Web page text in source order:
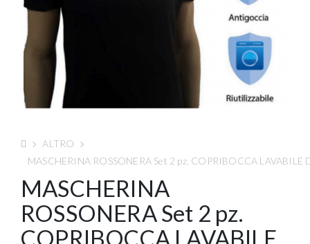
ALTRO
MASCHERINA ROSSONERA Set 2 pz. COPRIBOCCA
MASCHERINA
ROSSONERA Set 2 pz.
COPRIBOCCA LAVABILE